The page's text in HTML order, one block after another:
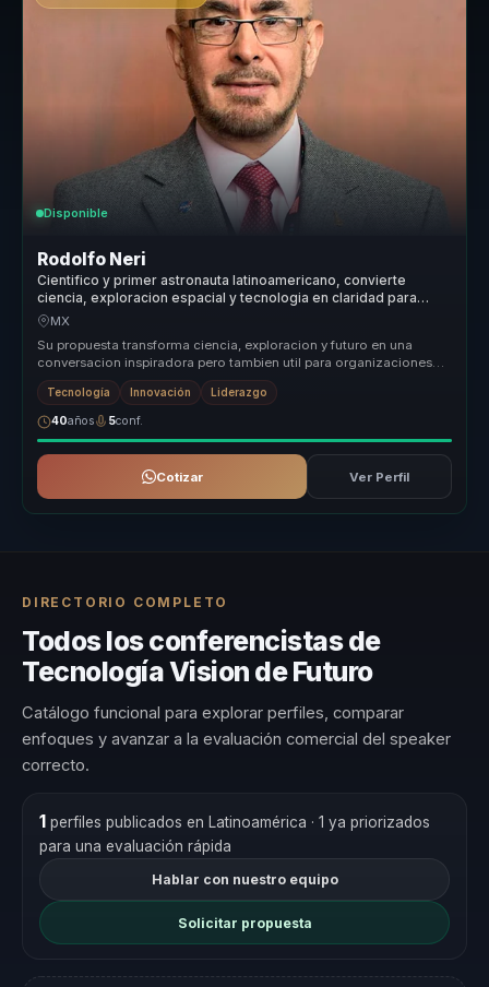
Disponible
Rodolfo Neri
Cientifico y primer astronauta latinoamericano, convierte
ciencia, exploracion espacial y tecnologia en claridad para
lideres y equipos.
MX
Su propuesta transforma ciencia, exploracion y futuro en una
conversacion inspiradora pero tambien util para organizaciones
que necesitan...
Tecnología Innovación Liderazgo
40años 5conf.
Cotizar Ver Perfil
DIRECTORIO COMPLETO
Todos los conferencistas de
Tecnología Vision de Futuro
Catálogo funcional para explorar perfiles, comparar
enfoques y avanzar a la evaluación comercial del speaker
correcto.
1 perfiles publicados en Latinoamérica · 1 ya priorizados
para una evaluación rápida
Hablar con nuestro equipo
Solicitar propuesta